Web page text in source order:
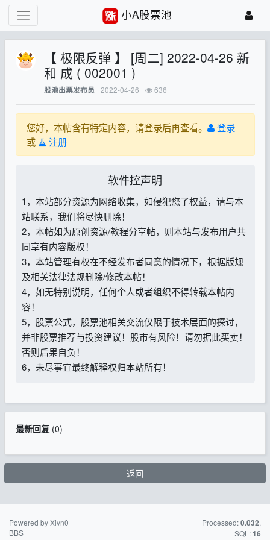
小A股票池
【 极限反弹 】 [周二] 2022-04-26 新
和 成 ( 002001 )
股池出票发布员 2022-04-26 636
您好，本帖含有特定内容，请登录后再查看。
登录
或
注册
软件控声明
1，本站部分资源为网络收集，如侵犯您了权益，请与本
站联系，我们将尽快删除！
2，本帖如为原创资源/教程分享帖，则本站与发布用户共
同享有内容版权！
3，本站管理有权在不经发布者同意的情况下，根据版规
及相关法律法规删除/修改本帖！
4，如无特别说明，任何个人或者组织不得转载本帖内
容！
5，股票公式，股票池相关交流仅限于技术层面的探讨，
并非股票推荐与投资建议！股市有风险！请勿据此买卖！
否则后果自负！
6，未尽事宜最终解释权归本站所有！
最新回复(0)
返回
Powered by Xivn0
BBS
Processed:0.032,
SQL:16